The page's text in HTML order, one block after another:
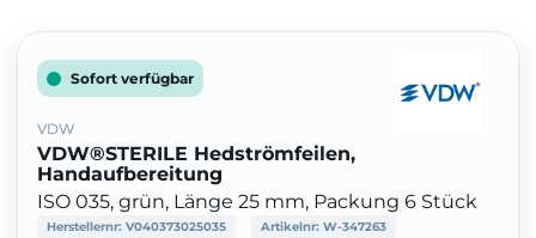
Sofort verfügbar
VDW
VDW®STERILE Hedströmfeilen,
Handaufbereitung
ISO 035, grün, Länge 25 mm, Packung 6 Stück
Herstellernr: V040373025035 Artikelnr: W-347263